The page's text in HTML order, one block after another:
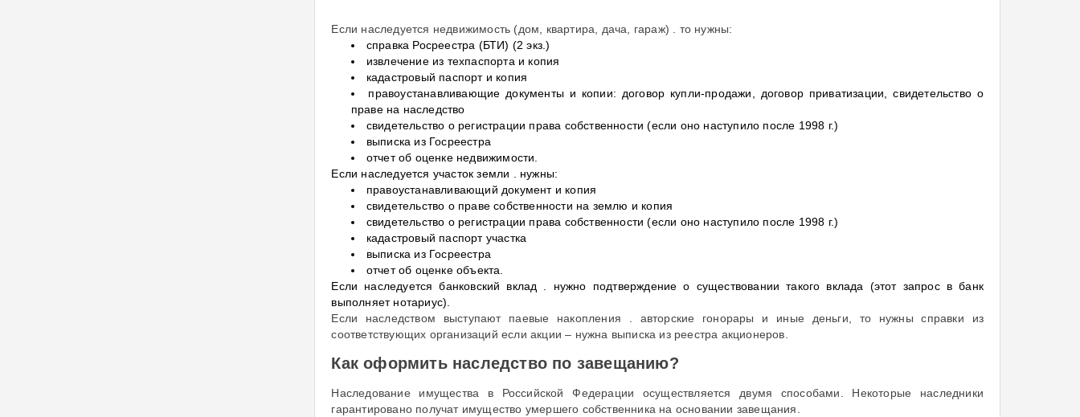
Если наследуется недвижимость (дом, квартира, дача, гараж) . то нужны:
справка Росреестра (БТИ) (2 экз.)
извлечение из техпаспорта и копия
кадастровый паспорт и копия
правоустанавливающие документы и копии: договор купли-продажи, договор приватизации, свидетельство о
праве на наследство
свидетельство о регистрации права собственности (если оно наступило после 1998 г.)
выписка из Госреестра
отчет об оценке недвижимости.
Если наследуется участок земли . нужны:
правоустанавливающий документ и копия
свидетельство о праве собственности на землю и копия
свидетельство о регистрации права собственности (если оно наступило после 1998 г.)
кадастровый паспорт участка
выписка из Госреестра
отчет об оценке объекта.
Если наследуется банковский вклад . нужно подтверждение о существовании такого вклада (этот запрос в банк
выполняет нотариус).
Если наследством выступают паевые накопления . авторские гонорары и иные деньги, то нужны справки из
соответствующих организаций если акции – нужна выписка из реестра акционеров.
Как оформить наследство по завещанию?
Наследование имущества в Российской Федерации осуществляется двумя способами. Некоторые наследники
гарантировано получат имущество умершего собственника на основании завещания.